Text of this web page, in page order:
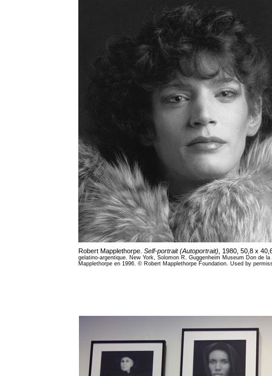
Robert Mapplethorpe. Self-portrait (Autoportrait), 1980, 50,8 x
gelatino-argentique. New York, Solomon R. Guggenheim Museum Don de
Mapplethorpe en 1996. © Robert Mapplethorpe Foundation. Used by